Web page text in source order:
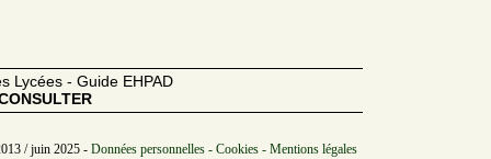
Lycées - Guide EHPAD
/ juin 2025 - Données personnelles - Cookies - Mentions légales